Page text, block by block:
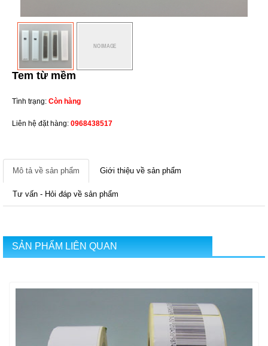
Tem từ mềm
Tình trạng: Còn hàng
Liên hệ đặt hàng: 0968438517
Mô tả về sản phẩm Giới thiệu về sản phẩm
Tư vấn - Hỏi đáp về sản phẩm
SẢN PHẨM LIÊN QUAN